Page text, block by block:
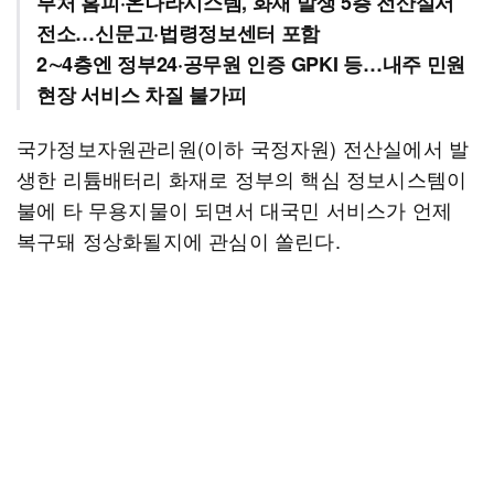
전소…신문고·법령정보센터 포함
2∼4층엔 정부24·공무원 인증 GPKI 등…내주 민원
현장 서비스 차질 불가피
국가정보자원관리원(이하 국정자원) 전산실에서 발
생한 리튬배터리 화재로 정부의 핵심 정보시스템이
불에 타 무용지물이 되면서 대국민 서비스가 언제
복구돼 정상화될지에 관심이 쏠린다.